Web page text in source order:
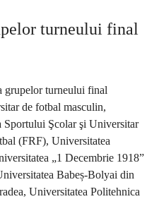
turneului final
grupelor turneului final
de fotbal masculin,
Sportului Şcolar şi Universitar
(FRF), Universitatea
„1 Decembrie 1918”
Babeș-Bolyai din
Universitatea Politehnica